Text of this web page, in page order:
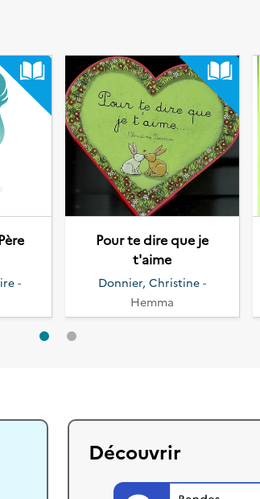
-
Pour te dire que je
t'aime
Donnier, Christine -
Hemma
Découvrir